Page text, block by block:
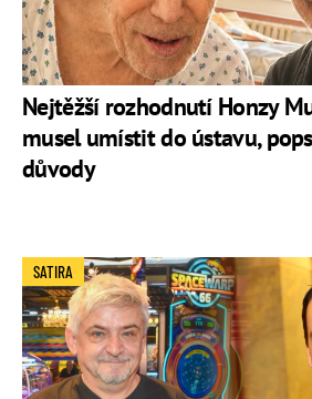
Nejtěžší rozhodnutí Honzy
musel umístit do ústavu,
důvody
SATIRA